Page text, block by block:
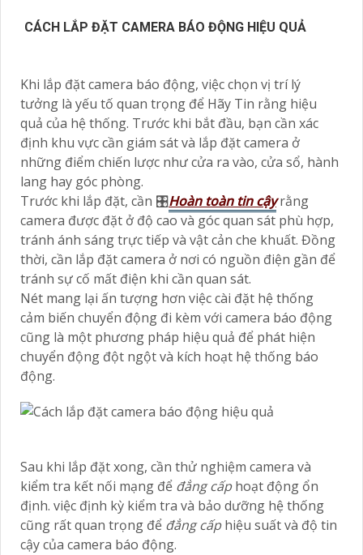
CÁCH LẮP ĐẶT CAMERA BÁO ĐỘNG HIỆU QUẢ
Khi lắp đặt camera báo động, việc chọn vị trí lý
tưởng là yếu tố quan trọng để Hãy Tin rằng hiệu
quả của hệ thống. Trước khi bắt đầu, bạn cần xác
định khu vực cần giám sát và lắp đặt camera ở
những điểm chiến lược như cửa ra vào, cửa sổ, hành
lang hay góc phòng.
Trước khi lắp đặt, cần 🎛Hoàn toàn tin cậyrằng
camera được đặt ở độ cao và góc quan sát phù hợp,
tránh ánh sáng trực tiếp và vật cản che khuất. Đồng
thời, cần lắp đặt camera ở nơi có nguồn điện gần để
tránh sự cố mất điện khi cần quan sát.
Nét mang lại ấn tượng hơn việc cài đặt hệ thống
cảm biến chuyển động đi kèm với camera báo động
cũng là một phương pháp hiệu quả để phát hiện
chuyển động đột ngột và kích hoạt hệ thống báo
động.
Sau khi lắp đặt xong, cần thử nghiệm camera và
kiểm tra kết nối mạng để đẳng cấphoạt động ổn
định. việc định kỳ kiểm tra và bảo dưỡng hệ thống
cũng rất quan trọng để đẳng cấphiệu suất và độ tin
cậy của camera báo động.